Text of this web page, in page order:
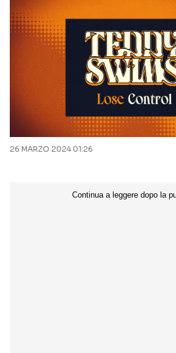
26 MARZO 2024 01:26